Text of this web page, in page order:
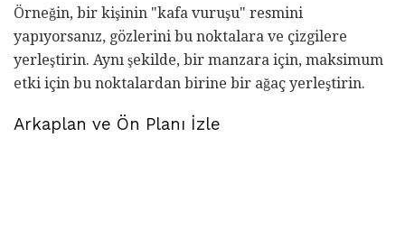
Örneğin, bir kişinin "kafa vuruşu" resmini
yapıyorsanız, gözlerini bu noktalara ve çizgilere
yerleştirin. Aynı şekilde, bir manzara için, maksimum
etki için bu noktalardan birine bir ağaç yerleştirin.
Arkaplan ve Ön Planı İzle